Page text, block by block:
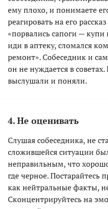
ему плохо, и понимаете
реагировать на его
«порвались сапоги —
иди в аптеку, сломался
ремонт». Собеседник и
он не нуждается в
выслушали и поняли.
4. Не оценивать
Слушая собеседника, не
сложившейся ситуации
неправильным, что
где черное.
как нейтральные факты,
Сконцентрируйтесь на